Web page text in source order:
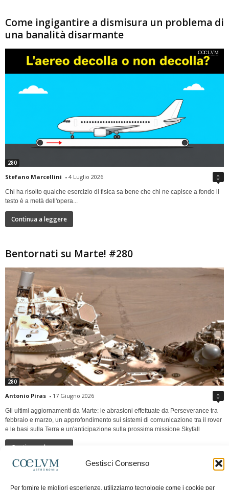
Gestisci Consenso
Per fornire le migliori esperienze, utilizziamo tecnologie come i cookie per
Come ingigantire a dismisura un problema di
una banalità disarmante
280
Stefano Marcellini - 4 Luglio 2026 0
Chi ha risolto qualche esercizio di fisica sa bene che chi ne capisce a fondo il
testo è a metà dell'opera...
Continua a leggere
Bentornati su Marte! #280
280
Antonio Piras - 17 Giugno 2026 0
Gli ultimi aggiornamenti da Marte: le abrasioni effettuate da Perseverance tra
febbraio e marzo, un approfondimento sui sistemi di comunicazione tra il rover
e le basi sulla Terra e un'anticipazione sulla prossima missione Skyfall
Continua a leggere